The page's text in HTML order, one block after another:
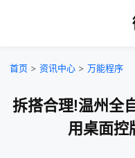
首页 > 资讯中心 > 万能程序
拆搭合理!温州全
用桌面控